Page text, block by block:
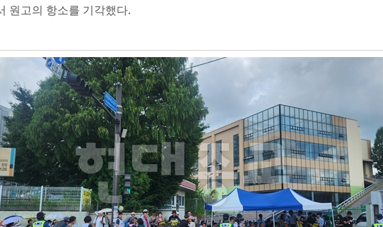
원고의 항소를 기각했다.